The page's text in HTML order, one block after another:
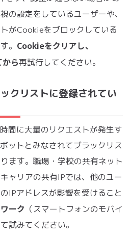
の設定をしているユーザーや、
がCookieをブロックしている
。 Cookieをクリアし、
ら再試行してください。
クリストに登録されてい
間に大量のリクエストが発生す
ットとみなされてブラックリス
ます。職場・学校の共有ネット
ャリアの共有IPでは、他のユー
IPアドレスが影響を受けること
ーク （スマートフォンのモバイ
試みてください。